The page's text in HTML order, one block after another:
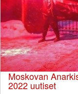
Moskovan
2022 uutiset